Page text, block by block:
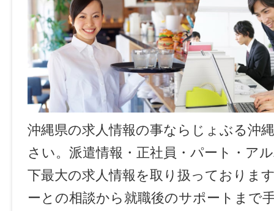
沖縄県の求人情報の事ならじょぶる沖
さい。派遣情報・正社員・パート・ア
下最大の求人情報を取り扱っておりま
ーとの相談から就職後のサポートまで